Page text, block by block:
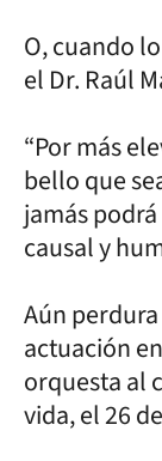
O, cuando
el Dr. Raúl
“Por más
bello que
jamás
causal y
Aún
actuación
orquesta al
vida, el 26